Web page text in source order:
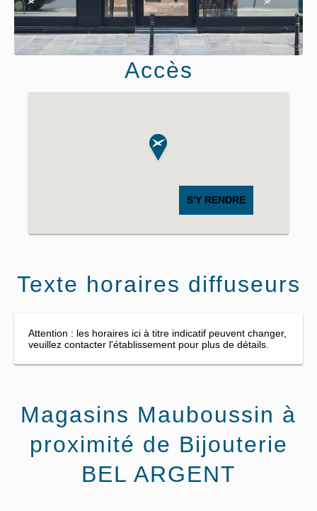
Accès
S'Y RENDRE
Texte horaires diffuseurs
Attention : les horaires ici à titre indicatif peuvent changer,
veuillez contacter l'établissement pour plus de détails.
Magasins Mauboussin à
proximité de Bijouterie
BEL ARGENT